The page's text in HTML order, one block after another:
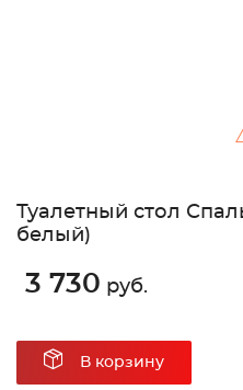
Туалетный стол
белый)
3 730 руб.
В корзину